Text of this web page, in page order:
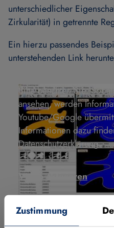
Zustimmung
unterschiedlicher
Zirkularität) in getrennte
Ein hierzu passendes
unterstehenden Link
Bitte beachten Sie:
ansehen, werden
Youtube/Google
Informationen dazu
Datenschutzerklärung.
Video aktivieren
ERFAHREN SIE MEHR ZU